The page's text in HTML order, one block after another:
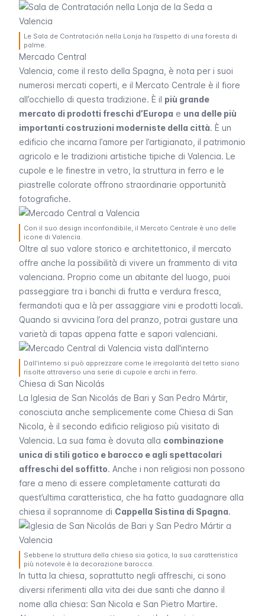
Le Sala de Contratación nella Lonja ha l’aspetto di una foresta di
palme.
Mercado Central
Valencia, come il resto della Spagna, è nota per i suoi
numerosi mercati coperti, e il Mercato Centrale è il fiore
all’occhiello di questa tradizione. È il più grande
mercato di prodotti freschi d’Europa e una delle più
importanti costruzioni moderniste della città. È un
edificio che incarna l’amore per l’artigianato, il patrimonio
agricolo e le tradizioni artistiche tipiche di Valencia. Le
cupole e le finestre in vetro, la struttura in ferro e le
piastrelle colorate offrono straordinarie opportunità
fotografiche.
Con il suo design inconfondibile, il Mercato Centrale è uno delle
icone di Valencia.
Oltre al suo valore storico e architettonico, il mercato
offre anche la possibilità di vivere un frammento di vita
valenciana. Proprio come un abitante del luogo, puoi
passeggiare tra i banchi di frutta e verdura fresca,
fermandoti qua e là per assaggiare vini e prodotti locali.
Quando si avvicina l’ora del pranzo, potrai gustare una
varietà di tapas appena fatte e sapori valenciani.
Dall'interno si può apprezzare come le irregolarità del tetto siano
risolte attraverso una serie di cupole e archi in ferro.
Chiesa di San Nicolás
La Iglesia de San Nicolás de Bari y San Pedro Mártir,
conosciuta anche semplicemente come Chiesa di San
Nicola, è il secondo edificio religioso più visitato di
Valencia. La sua fama è dovuta alla combinazione
unica di stili gotico e barocco e agli spettacolari
affreschi del soffitto. Anche i non religiosi non possono
fare a meno di essere completamente catturati da
quest’ultima caratteristica, che ha fatto guadagnare alla
chiesa il soprannome di Cappella Sistina di Spagna.
Sebbene la struttura della chiesa sia gotica, la sua caratteristica
più notevole è la decorazione barocca.
In tutta la chiesa, soprattutto negli affreschi, ci sono
diversi riferimenti alla vita dei due santi che danno il
nome alla chiesa: San Nicola e San Pietro Martire.